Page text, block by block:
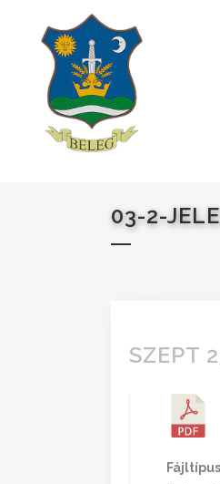
03-2-
SZEPT